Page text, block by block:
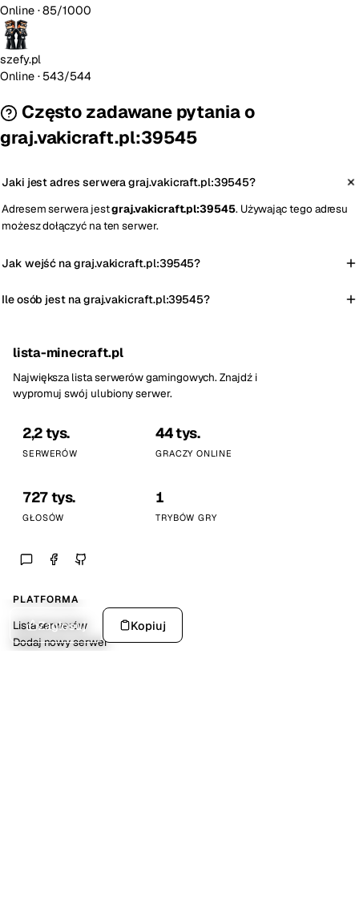
Online· 85/1000
szefy.pl
Online· 543/544
Często zadawane pytania o
graj.vakicraft.pl:39545
Jaki jest adres serwera graj.vakicraft.pl:39545?
Adresem serwera jestgraj.vakicraft.pl:39545. Używając tego adresu
możesz dołączyć na ten serwer.
Jak wejść na graj.vakicraft.pl:39545?
Ile osób jest na graj.vakicraft.pl:39545?
Zagłosuj Kopiuj
lista-minecraft.pl
Największa lista serwerów gamingowych. Znajdź i
wypromuj swój ulubiony serwer.
2,2 tys.
SERWERÓW
44 tys.
GRACZY ONLINE
727 tys.
GŁOSÓW
1
TRYBÓW GRY
PLATFORMA
Lista serwerów
Dodaj nowy serwer